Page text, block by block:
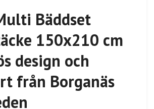
Bäddset
150x210 cm
design och
från Borganäs